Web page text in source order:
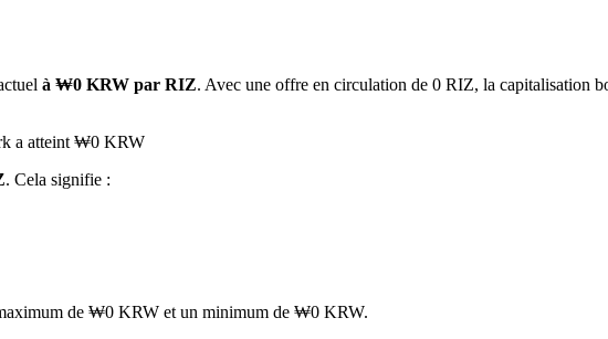
à ₩0 KRW par RIZ. Avec une offre en circulation de 0 RIZ, la capitalisation
a atteint ₩0 KRW
. Cela signifie :
de ₩0 KRW et un minimum de ₩0 KRW.